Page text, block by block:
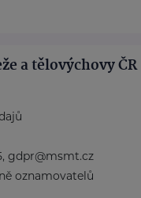
a tělovýchovy ČR
gdpr@msmt.cz
oznamovatelů